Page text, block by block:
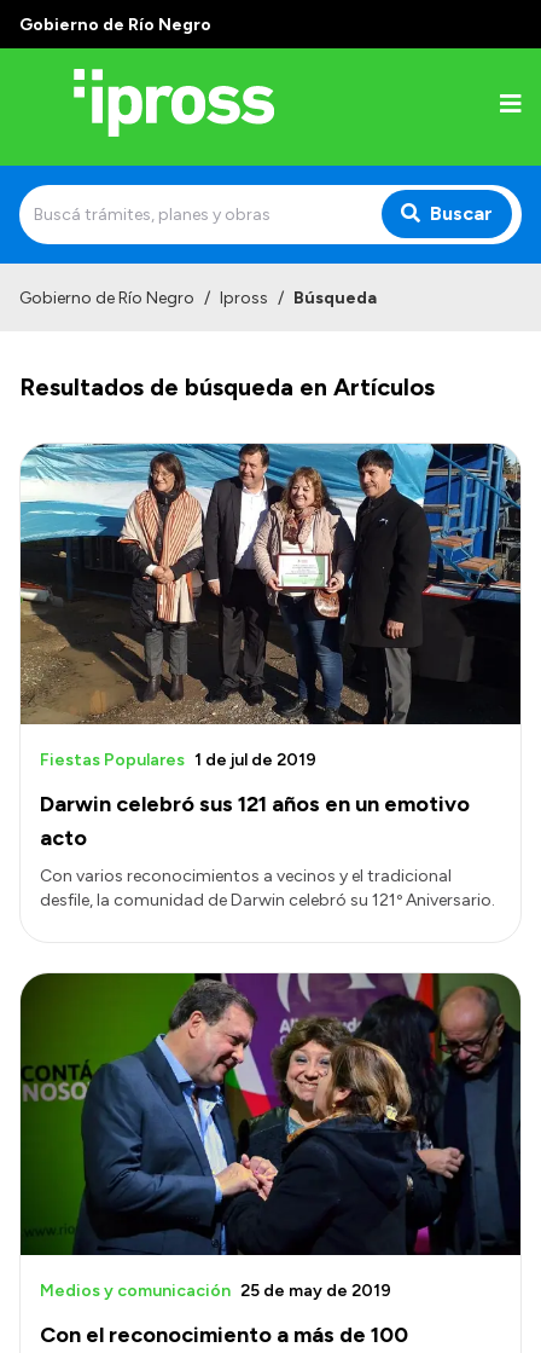
Gobierno de Río Negro
Buscar
¿Qué es IPROSS?
Autoridades
Delegaciones
Consultorios Propios
Presentación CV
Transparencia
Inversión en Salud
Licitaciones
Gobierno de Río Negro / Ipross / Búsqueda
Resultados de búsqueda en Artículos
Darwin celebró sus 121 años en un emotivo
acto
Fiestas Populares 1 de jul de 2019
Con varios reconocimientos a vecinos y el tradicional
desfile, la comunidad de Darwin celebró su 121º Aniversario.
Con el reconocimiento a más de 100
Medios y comunicación 25 de may de 2019